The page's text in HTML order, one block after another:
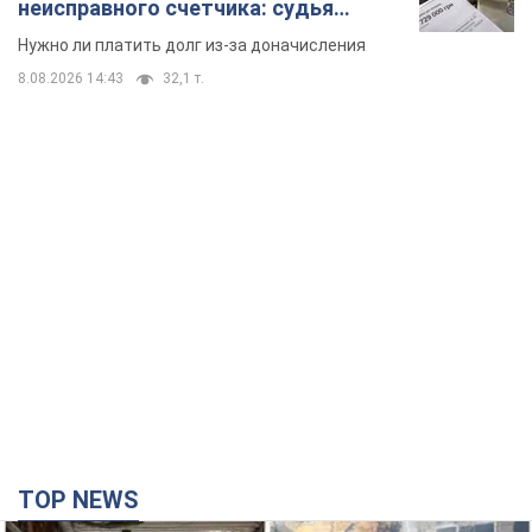
неисправного счетчика: судья
вынес неожиданное решение
Нужно ли платить долг из-за доначисления
8.08.2026 14:43 32,1 т.
TOP NEWS